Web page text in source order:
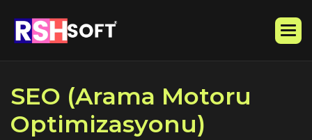
SEO (Arama Motoru
Optimizasyonu)